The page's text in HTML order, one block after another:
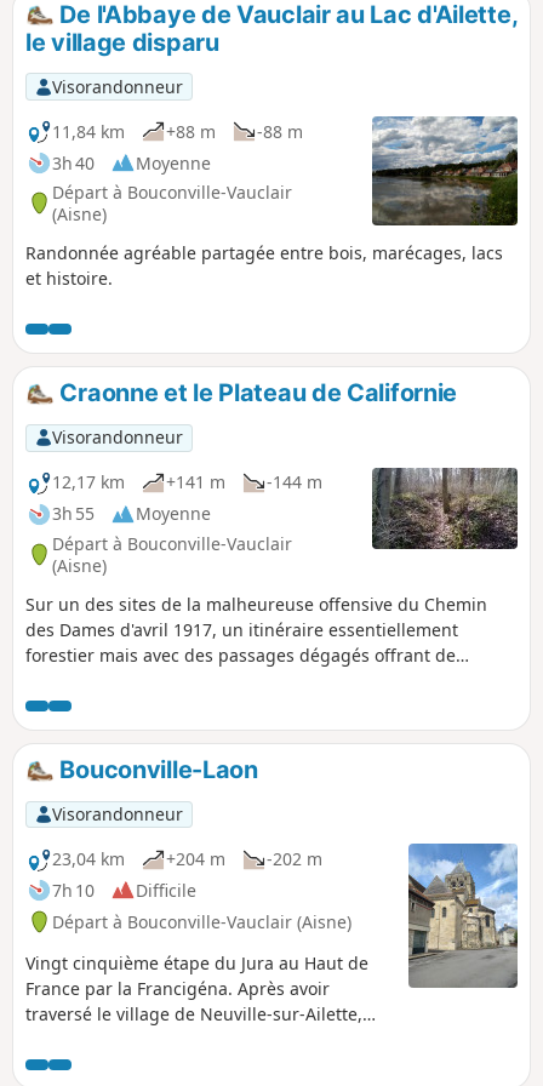
p
De l'Abbaye de Vauclair au Lac d'Ailette,
le village disparu
Visorandonneur
11,84 km
+88 m
-88 m
3h 40
Moyenne
Départ à Bouconville-Vauclair
(Aisne)
Randonnée agréable partagée entre bois, marécages, lacs
et histoire.
Craonne et le Plateau de Californie
Visorandonneur
12,17 km
+141 m
-144 m
3h 55
Moyenne
Départ à Bouconville-Vauclair
(Aisne)
Sur un des sites de la malheureuse offensive du Chemin
des Dames d'avril 1917, un itinéraire essentiellement
forestier mais avec des passages dégagés offrant de
que l'opération avait de périlleux. Le parcours sur
l'emplacement de l'ancien village de Craonne, rasé sous le
déluge d'artillerie, est particulièrement émouvant. Les
vestiges de l'Abbaye de Vauclair permettent de terminer la
randonnée sur une belle touche patrimoniale.
Bouconville-Laon
Visorandonneur
23,04 km
+204 m
-202 m
7h 10
Difficile
Départ à Bouconville-Vauclair (Aisne)
Vingt cinquième étape du Jura au Haut de
France par la Francigéna. Après avoir
traversé le village de Neuville-sur-Ailette,
De partout, cette étendue apaise par la